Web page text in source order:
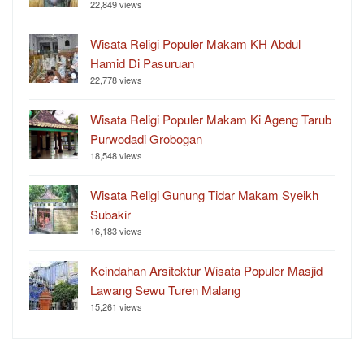
22,849 views
Wisata Religi Populer Makam KH Abdul
Hamid Di Pasuruan
22,778 views
Wisata Religi Populer Makam Ki Ageng Tarub
Purwodadi Grobogan
18,548 views
Wisata Religi Gunung Tidar Makam Syeikh
Subakir
16,183 views
Keindahan Arsitektur Wisata Populer Masjid
Lawang Sewu Turen Malang
15,261 views